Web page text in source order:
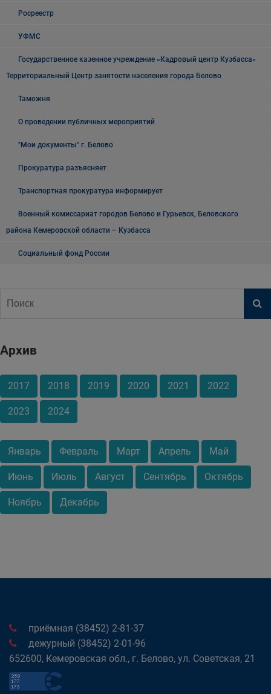
Росреестр
УФМС
Государственное казенное учреждение «Кадровый центр Кузбасса»
Территориальный Центр занятости населения города Белово
Таможня
О проведении публичных мероприятий
"Мои документы" г. Белово
Прокуратура разъясняет
Транспортная прокуратура информирует
Военный комиссариат городов Белово и Гурьевск, Беловского
района Кемеровской области – Кузбасса
Социальный фонд России
Архив
2017 2018 2019 2020 2021 2022
2023 2024
Январь Февраль Март Апрель Май
Июнь Июль Август Сентябрь Октябрь
Ноябрь Декабрь
приёмная (38452) 2-81-37
дежурный (38452) 2-01-96
652600, Кемеровская обл., г. Белово, ул. Советская, 21